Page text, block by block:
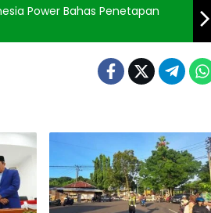
Power Bahas Penetapan